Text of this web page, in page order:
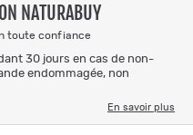
NATURABUY
toute confiance
30 jours en cas de non-
endommagée, non
En savoir plus